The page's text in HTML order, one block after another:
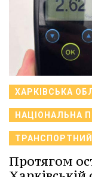
ХАРКІВСЬКА
НАЦІОНАЛЬНА
ТРАНСПОРТНИЙ
Протягом